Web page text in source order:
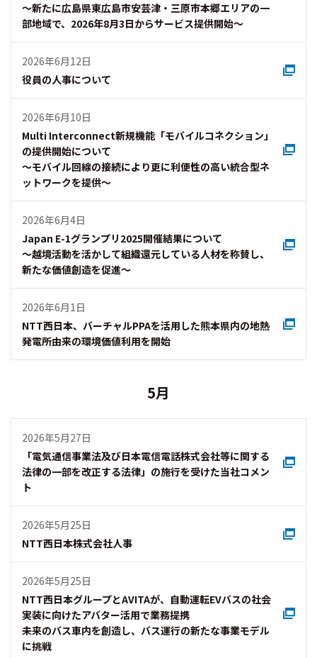
～新たに広島県東広島市安芸津・三原市本郷エリアの一
部地域で、2026年8月3日からサービス提供開始～
2026年6月12日
役員の人事について
2026年6月10日
Multi Interconnect新規機能「モバイルコネクション」
の提供開始について
～モバイル回線の接続により更に利便性の高い統合型ネ
ットワークを提供～
2026年6月4日
Japan E-1グランプリ2025開催結果について
～越境活動を活かして組織還元している人材を称賛し、
新たな価値創造を促進～
2026年6月1日
NTT西日本、バーチャルPPAを活用した熊本県内の地熱
発電所由来の環境価値利用を開始
5月
2026年5月27日
「電気通信事業法及び日本電信電話株式会社等に関する
法律の一部を改正する法律」の施行を受けた当社コメン
ト
2026年5月25日
NTT西日本株式会社人事
2026年5月25日
NTT西日本グループとAVITAが、自動運転EVバスの社会
実装に向けたアバター活用で業務提携
未来のバス車内を創造し、バス運行の新たな事業モデル
に挑戦